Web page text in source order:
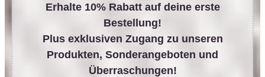
Erhalte 10% Rabatt auf deine erste
Bestellung!
Plus exklusiven Zugang zu unseren
Produkten, Sonderangeboten und
Überraschungen!